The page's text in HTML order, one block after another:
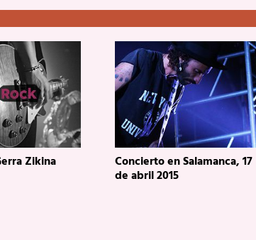
Zikina Concierto en Salamanca, 17
de abril 2015